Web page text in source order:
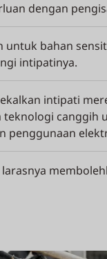
dengan
untuk bahan
intipatinya.
intipati
teknologi canggih
penggunaan